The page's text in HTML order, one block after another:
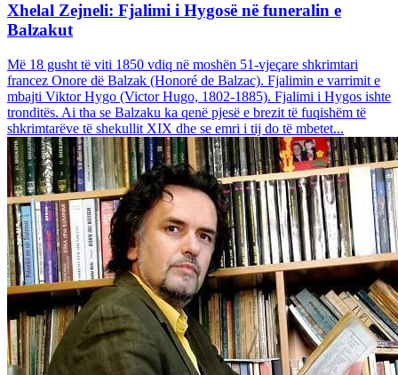
Xhelal Zejneli: Fjalimi i Hygosë në funeralin e
Balzakut
Më 18 gusht të viti 1850 vdiq në moshën 51-vjeçare shkrimtari
francez Onore dë Balzak (Honoré de Balzac). Fjalimin e varrimit e
mbajti Viktor Hygo (Victor Hugo, 1802-1885). Fjalimi i Hygos ishte
tronditës. Ai tha se Balzaku ka qenë pjesë e brezit të fuqishëm të
shkrimtarëve të shekullit XIX dhe se emri i tij do të mbetet...